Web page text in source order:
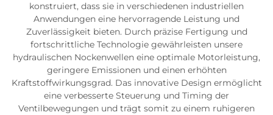
konstruiert, dass sie in verschiedenen industriellen
Anwendungen eine hervorragende Leistung und
Zuverlässigkeit bieten. Durch präzise Fertigung und
fortschrittliche Technologie gewährleisten unsere
hydraulischen Nockenwellen eine optimale Motorleistung,
geringere Emissionen und einen erhöhten
Kraftstoffwirkungsgrad. Das innovative Design ermöglicht
eine verbesserte Steuerung und Timing der
Ventilbewegungen und trägt somit zu einem ruhigeren